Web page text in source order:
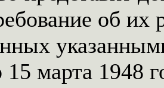
об их
15 марта 1948